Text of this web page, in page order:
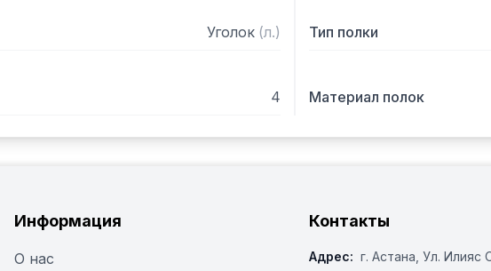
Уголок (л.) Тип полки
4 Материал полок
Информация
О нас
Контакты
Адрес: г. Астана, ​Ул. Илияс